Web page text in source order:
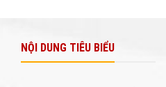
NỘI DUNG TIÊU BIỂU